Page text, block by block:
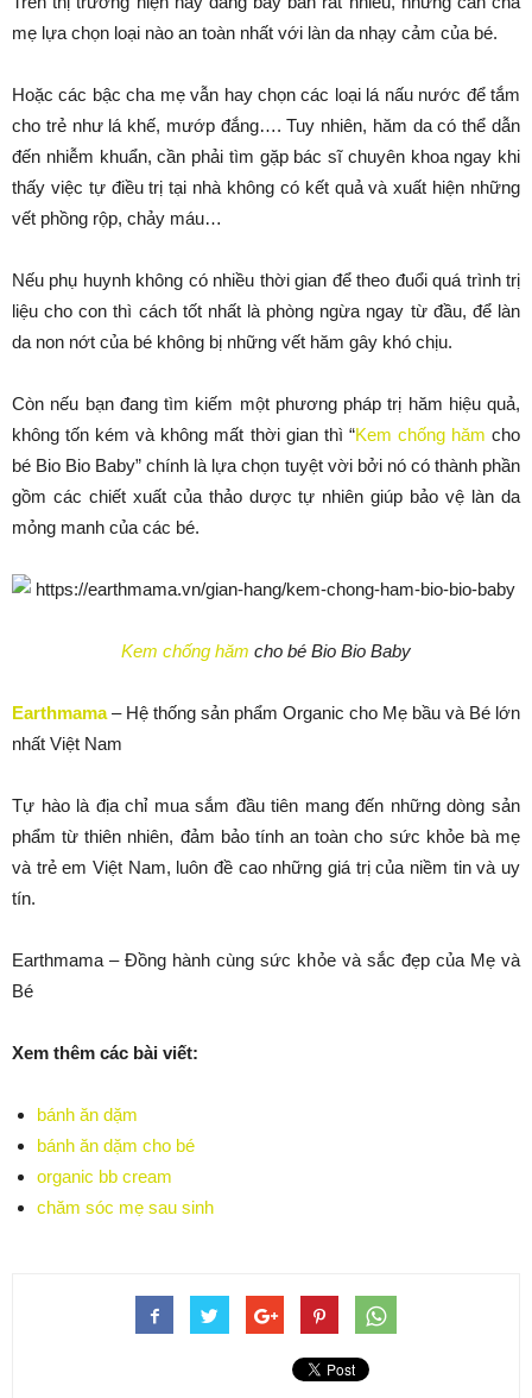
mẹ lựa chọn loại nào an toàn nhất với làn da nhạy cảm của bé.
Hoặc các bậc cha mẹ vẫn hay chọn các loại lá nấu nước để tắm
cho trẻ như lá khế, mướp đắng…. Tuy nhiên, hăm da có thể dẫn
đến nhiễm khuẩn, cần phải tìm gặp bác sĩ chuyên khoa ngay khi
thấy việc tự điều trị tại nhà không có kết quả và xuất hiện những
vết phồng rộp, chảy máu…
Nếu phụ huynh không có nhiều thời gian để theo đuổi quá trình trị
liệu cho con thì cách tốt nhất là phòng ngừa ngay từ đầu, để làn
da non nớt của bé không bị những vết hăm gây khó chịu.
Còn nếu bạn đang tìm kiếm một phương pháp trị hăm hiệu quả,
không tốn kém và không mất thời gian thì “Kem chống hăm cho
bé Bio Bio Baby” chính là lựa chọn tuyệt vời bởi nó có thành phần
gồm các chiết xuất của thảo dược tự nhiên giúp bảo vệ làn da
mỏng manh của các bé.
Kem chống hăm cho bé Bio Bio Baby
Earthmama– Hệ thống sản phẩm Organic cho Mẹ bầu và Bé lớn
nhất Việt Nam
Tự hào là địa chỉ mua sắm đầu tiên mang đến những dòng sản
phẩm từ thiên nhiên, đảm bảo tính an toàn cho sức khỏe bà mẹ
và trẻ em Việt Nam, luôn đề cao những giá trị của niềm tin và uy
tín.
Earthmama – Đồng hành cùng sức khỏe và sắc đẹp của Mẹ và
Bé
Xem thêm các bài viết:
bánh ăn dặm
bánh ăn dặm cho bé
organic bb cream
chăm sóc mẹ sau sinh